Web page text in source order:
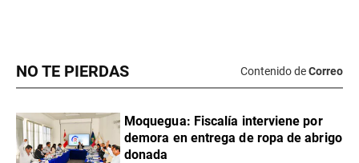
NO TE PIERDAS Contenido deCorreo
Moquegua: Fiscalía interviene por
demora en entrega de ropa de abrigo
donada